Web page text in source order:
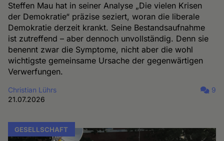
Steffen Mau hat in seiner Analyse „Die vielen Krisen
der Demokratie“ präzise seziert, woran die liberale
Demokratie derzeit krankt. Seine Bestandsaufnahme
ist zutreffend – aber dennoch unvollständig. Denn sie
benennt zwar die Symptome, nicht aber die wohl
wichtigste gemeinsame Ursache der gegenwärtigen
Verwerfungen.
Christian Lührs
21.07.2026
9
GESELLSCHAFT